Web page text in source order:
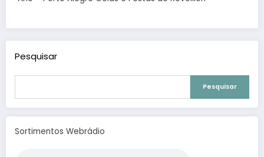
Pesquisar
Pesquisar
Sortimentos Webrádio